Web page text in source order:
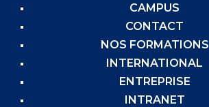
CAMPUS
CONTACT
NOS FORMATIONS
INTERNATIONAL
ENTREPRISE
INTRANET